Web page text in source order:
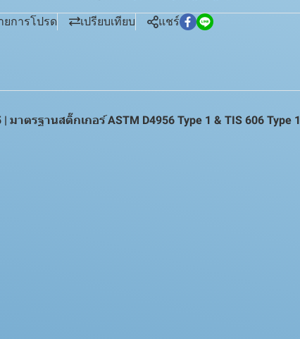
ยการโปรด เปรียบเทียบ แชร์
ตรฐานสติ๊กเกอร์ ASTM D4956 Type 1 & TIS 606 Type 1